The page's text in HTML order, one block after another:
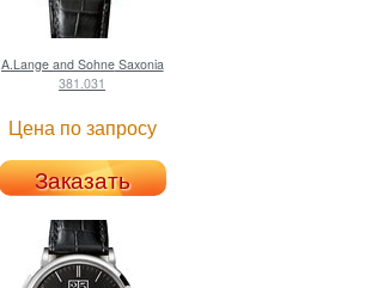
A.Lange and SohneSaxonia
381.031
Цена по запросу
Заказать